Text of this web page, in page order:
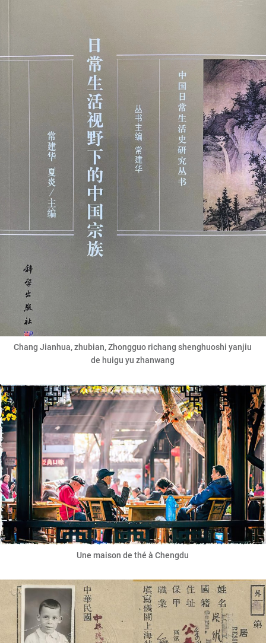
Chang Jianhua, zhubian, Zhongguo richang shenghuoshi yanjiu
de huigu yu zhanwang
Une maison de thé à Chengdu